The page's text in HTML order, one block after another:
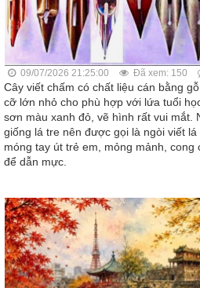
09/07/2026 21:25:00 Đã xem: 150
Cây viết chấm có chất liệu cán bằng
cỡ lớn nhỏ cho phù hợp với lứa tuổi
sơn màu xanh đỏ, vẽ hình rất vui mắt.
giống lá tre nên được gọi là ngòi viết
móng tay út trẻ em, mỏng mảnh,
để dẫn mực.